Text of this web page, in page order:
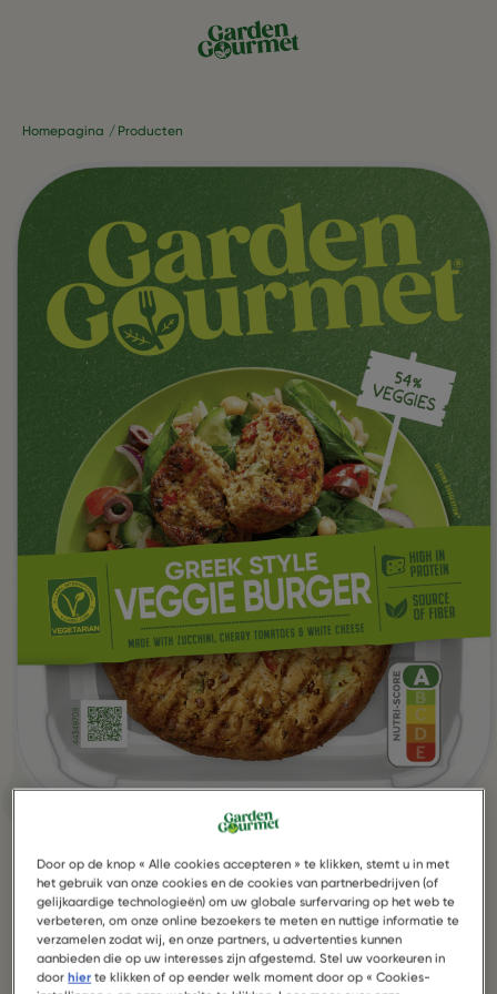
Greek Style Veggie Burger
Homepagina Producten
Door op de knop « Alle cookies accepteren » te klikken, stemt u in met
het gebruik van onze cookies en de cookies van partnerbedrijven (of
gelijkaardige technologieën) om uw globale surfervaring op het web te
verbeteren, om onze online bezoekers te meten en nuttige informatie te
verzamelen zodat wij, en onze partners, u advertenties kunnen
aanbieden die op uw interesses zijn afgestemd. Stel uw voorkeuren in
doorhier te klikken of op eender welk moment door op « Cookies-